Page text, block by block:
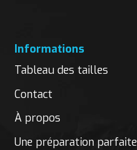
Informations
Tableau des tailles
Contact
À propos
Une préparation parfaite